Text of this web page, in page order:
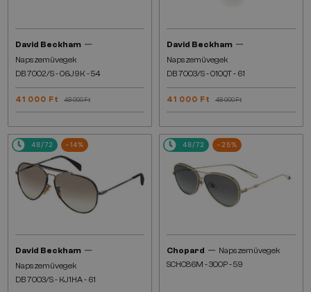
David Beckham —
Napszemüvegek
DB 7002/S - 06J9K - 54
41 000 Ft 48 000 Ft
David Beckham —
Napszemüvegek
DB 7003/S - 010QT - 61
41 000 Ft 48 000 Ft
48/72 -14%
David Beckham —
Napszemüvegek
DB 7003/S - KJ1HA - 61
48/72 -25%
Chopard — Napszemüvegek
SCHC86M - 300P - 59